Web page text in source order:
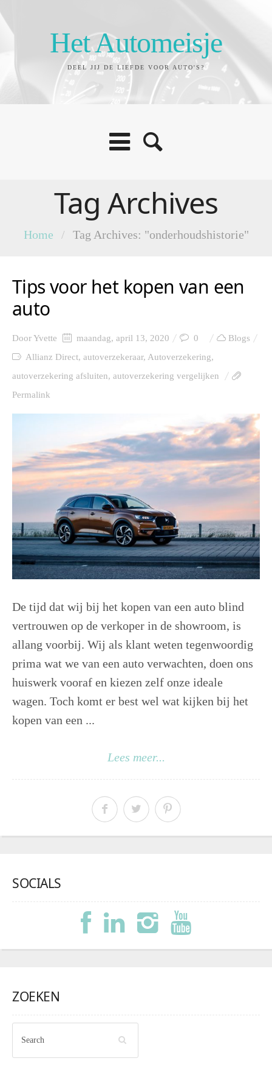
Het Automeisje
DEEL JIJ DE LIEFDE VOOR AUTO'S?
Tag Archives
Home / Tag Archives: "onderhoudshistorie"
Tips voor het kopen van een
auto
DoorYvette maandag, april 13, 2020 0
Blogs
Allianz Direct, autoverzekeraar, Autoverzekering,
autoverzekering afsluiten, autoverzekering vergelijken
Permalink
De tijd dat wij bij het kopen van een auto blind
vertrouwen op de verkoper in de showroom, is
allang voorbij. Wij als klant weten tegenwoordig
prima wat we van een auto verwachten, doen ons
huiswerk vooraf en kiezen zelf onze ideale
wagen. Toch komt er best wel wat kijken bij het
kopen van een ...
Lees meer...
SOCIALS
ZOEKEN